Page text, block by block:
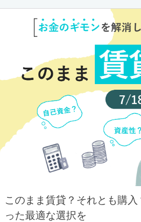
このまま賃貸？それとも購
った最適な選択を